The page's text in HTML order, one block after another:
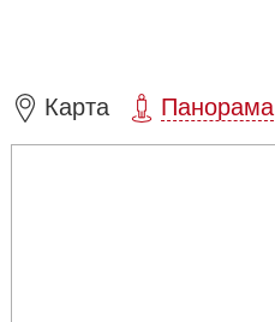
Карта Панорама